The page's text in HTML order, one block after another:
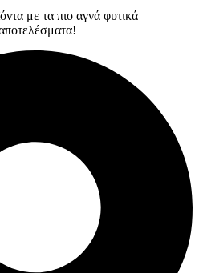
με τα πιο αγνά φυτικά